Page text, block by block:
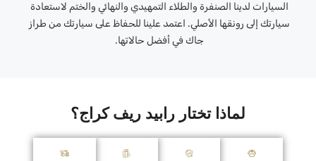
السيارات لدينا الصنفرة والطلاء التمهيدي والنهائي والختم لاستعادة
سيارتك إلى رونقها الأصلي. اعتمد علينا للحفاظ على سيارتك من طراز
جاك في أفضل حالاتها.
لماذا تختار رابيد ريف كراج؟